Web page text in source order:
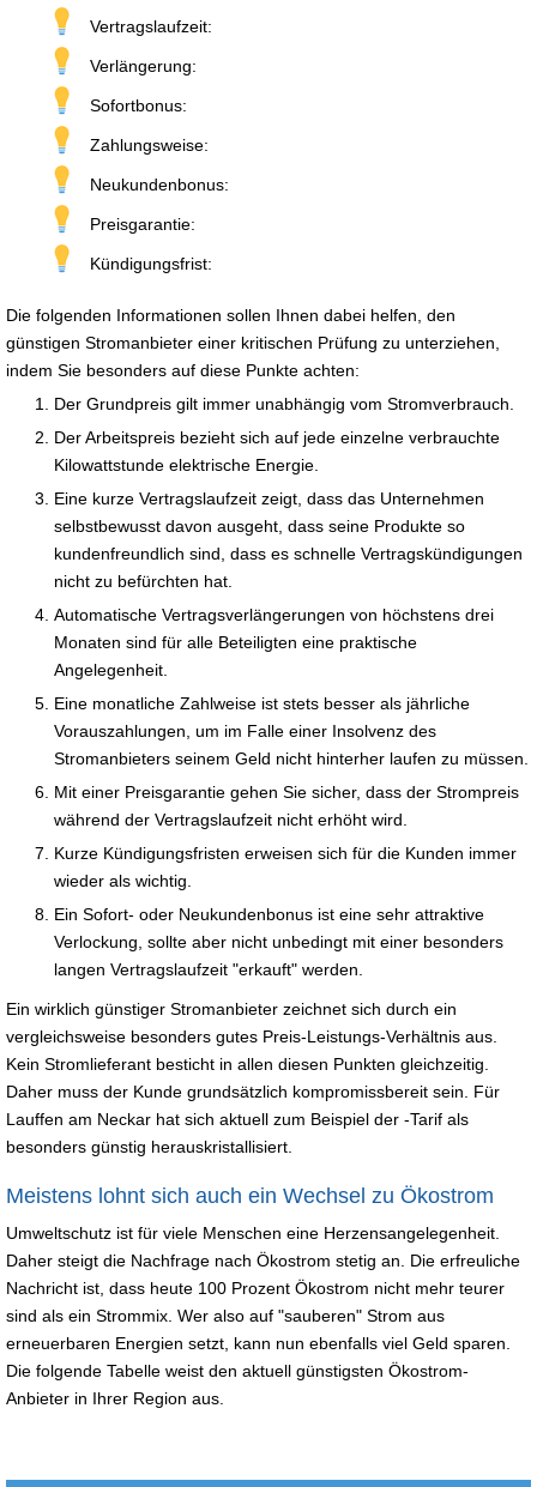
Vertragslaufzeit:
Verlängerung:
Sofortbonus:
Zahlungsweise:
Neukundenbonus:
Preisgarantie:
Kündigungsfrist:
Die folgenden Informationen sollen Ihnen dabei helfen, den
günstigen Stromanbieter einer kritischen Prüfung zu unterziehen,
indem Sie besonders auf diese Punkte achten:
Der Grundpreis gilt immer unabhängig vom Stromverbrauch.
Der Arbeitspreis bezieht sich auf jede einzelne verbrauchte
Kilowattstunde elektrische Energie.
Eine kurze Vertragslaufzeit zeigt, dass das Unternehmen
selbstbewusst davon ausgeht, dass seine Produkte so
kundenfreundlich sind, dass es schnelle Vertragskündigungen
nicht zu befürchten hat.
Automatische Vertragsverlängerungen von höchstens drei
Monaten sind für alle Beteiligten eine praktische
Angelegenheit.
Eine monatliche Zahlweise ist stets besser als jährliche
Vorauszahlungen, um im Falle einer Insolvenz des
Stromanbieters seinem Geld nicht hinterher laufen zu müssen.
Mit einer Preisgarantie gehen Sie sicher, dass der Strompreis
während der Vertragslaufzeit nicht erhöht wird.
Kurze Kündigungsfristen erweisen sich für die Kunden immer
wieder als wichtig.
Ein Sofort- oder Neukundenbonus ist eine sehr attraktive
Verlockung, sollte aber nicht unbedingt mit einer besonders
langen Vertragslaufzeit "erkauft" werden.
Ein wirklich günstiger Stromanbieter zeichnet sich durch ein
vergleichsweise besonders gutes Preis-Leistungs-Verhältnis aus.
Kein Stromlieferant besticht in allen diesen Punkten gleichzeitig.
Daher muss der Kunde grundsätzlich kompromissbereit sein. Für
Lauffen am Neckar hat sich aktuell zum Beispiel der -Tarif als
besonders günstig herauskristallisiert.
Meistens lohnt sich auch ein Wechsel zu Ökostrom
Umweltschutz ist für viele Menschen eine Herzensangelegenheit.
Daher steigt die Nachfrage nach Ökostrom stetig an. Die erfreuliche
Nachricht ist, dass heute 100 Prozent Ökostrom nicht mehr teurer
sind als ein Strommix. Wer also auf "sauberen" Strom aus
erneuerbaren Energien setzt, kann nun ebenfalls viel Geld sparen.
Die folgende Tabelle weist den aktuell günstigsten Ökostrom-
Anbieter in Ihrer Region aus.